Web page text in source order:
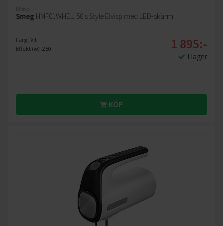
Elvisp
Smeg HMF01WHEU 50's Style Elvisp med LED-skärm
Färg: Vit
Effekt (w): 250
1 895:-
I lager
KÖP